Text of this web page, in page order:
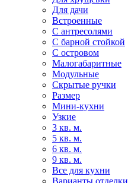
Для дачи
Встроенные
С антресолями
С барной стойкой
С островом
Малогабаритные
Модульные
Скрытые ручки
Размер
Мини-кухни
Узкие
3 кв. м.
5 кв. м.
6 кв. м.
9 кв. м.
Все для кухни
Варианты отделки